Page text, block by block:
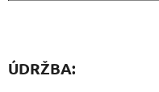
ÚDRŽBA: